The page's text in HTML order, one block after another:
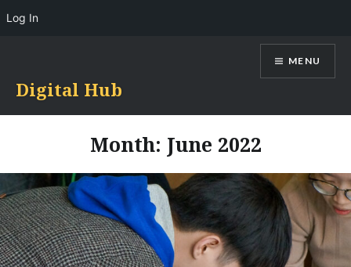
content
Digital Hub
MENU
Month: June 2022
Log In